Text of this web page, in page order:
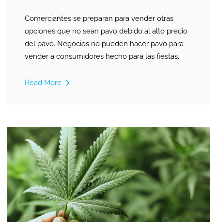
Comerciantes se preparan para vender otras
opciones que no sean pavo debido al alto precio
del pavo. Negocios no pueden hacer pavo para
vender a consumidores hecho para las fiestas.
Read More